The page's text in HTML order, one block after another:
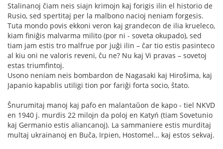
Stalinanoj ĉiam neis siajn krimojn kaj forigis ilin el historio de
Rusio, sed spertitaj per la malbono nacioj neniam forgesis.
Tuta mondo povis ekkoni veron kaj grandecon de ilia krueleco,
kiam finiĝis malvarma milito (por ni - soveta okupado), sed
tiam jam estis tro malfrue por juĝi ilin – ĉar tio estis pasinteco
al kiu oni ne valoris reveni, ĉu ne? Nu kaj Vi pravas – sovetoj
estas triumfintoj.
Usono neniam neis bombardon de Nagasaki kaj Hiroŝima, kaj
Japanio kapablis utiligi tion por fariĝi forta socio, ŝtato.
Ŝnurumitaj manoj kaj pafo en malantaŭon de kapo - tiel NKVD
en 1940 j. murdis 22 milojn da poloj en Katyń (tiam Sovetunio
kaj Germanio estis aliancanoj). La sammaniere estis murditaj
multaj ukrainanoj en Buĉa, Irpien, Hostomel… kaj estos sekvaj.